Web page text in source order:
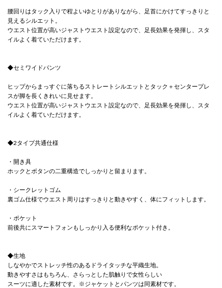
腰回りはタック入りで程よいゆとりがありながら、足首にかけてすっきりと
見えるシルエット。
ウエスト位置が高いジャストウエスト設定なので、足長効果を発揮し、スタ
イルよく着ていただけます。
◆セミワイドパンツ
ヒップからまっすぐに落ちるストレートシルエットとタック＋センタープレ
スが脚を長くきれいに見せます。
ウエスト位置が高いジャストウエスト設定なので、足長効果を発揮し、スタ
イルよく着ていただけます。
◆2タイプ共通仕様
・開き具
ホックとボタンの二重構造でしっかりと留まります。
・シークレットゴム
裏ゴム仕様でウエスト周りはすっきりと動きやすく、体にフィットします。
・ポケット
前後共にスマートフォンもしっかり入る便利なポケット付き。
◆生地
しなやかでストレッチ性のあるドライタッチな平織生地。
動きやすさはもちろん、さらっとした肌触りで女性らしい
スーツに適した素材です。※ジャケットとパンツは同素材です。